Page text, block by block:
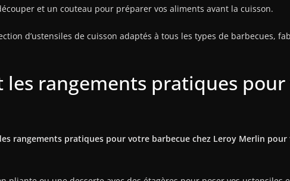
et un couteau pour préparer vos aliments avant la cuisson.
d’ustensiles de cuisson adaptés à tous les types de barbecues,
les rangements pratiques
rangements pratiques pour votre barbecue chez Leroy Merlin